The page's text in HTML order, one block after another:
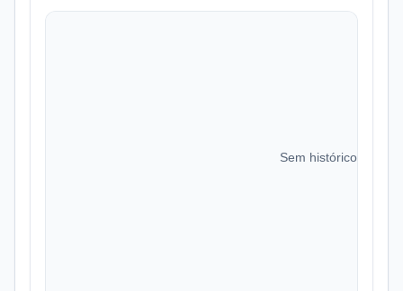
Sem histórico de